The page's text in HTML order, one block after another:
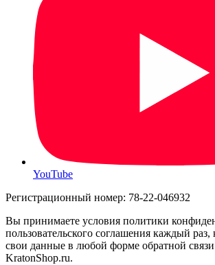
YouTube
Регистрационный номер: 78-22-046932
Вы принимаете условия политики
пользовательского соглашения каждый раз,
свои данные в любой форме обратной связи
KratonShop.ru.